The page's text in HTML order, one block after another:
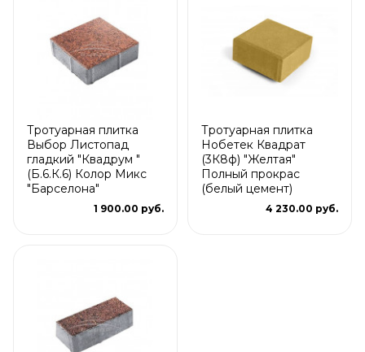
Тротуарная плитка
Выбор Листопад
гладкий "Квадрум "
(Б.6.К.6) Колор Микс
"Барселона"
1 900.00 руб.
Тротуарная плитка
Нобетек Квадрат
(3К8ф) "Желтая"
Полный прокрас
(белый цемент)
4 230.00 руб.